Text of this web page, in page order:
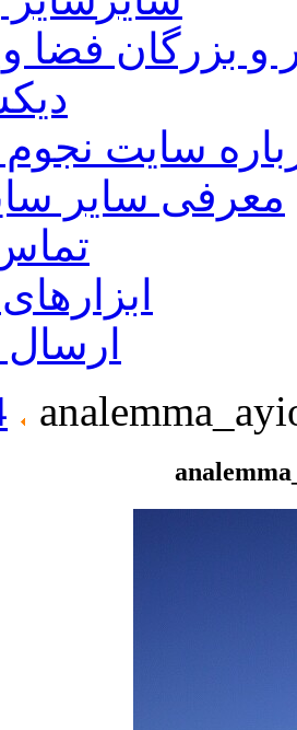
و بزرگان فضا
سایت نجوم
معرفی سایر
ارسال